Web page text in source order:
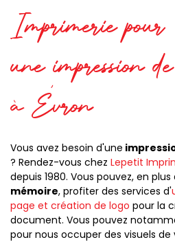
Imprimerie pour
une impression
à Évron
Vous avez besoin d'une
? Rendez-vous chez Lepetit
depuis 1980. Vous pouvez, en
mémoire, profiter des services d'
page et création de logo pour la
document. Vous pouvez
pour nous occuper des visuels